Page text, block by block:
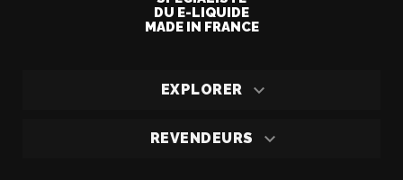
DU E-LIQUIDE
MADE IN FRANCE
EXPLORER 
REVENDEURS 